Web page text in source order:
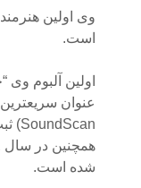
وی اولین
است.
SoundScan) ثبت شده است.
شده است.